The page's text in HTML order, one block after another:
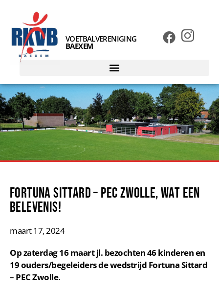
VOETBALVERENIGING
BAEXEM
Fortuna Sittard – PEC Zwolle, wat een
belevenis!
maart 17, 2024
Op zaterdag 16 maart jl. bezochten 46 kinderen en
19 ouders/begeleiders de wedstrijd Fortuna Sittard
– PEC Zwolle.